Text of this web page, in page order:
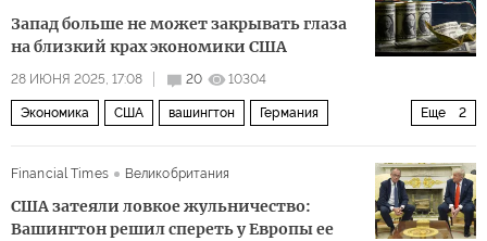
Запад больше не может закрывать глаза
на близкий крах экономики США
28 ИЮНЯ 2025, 17:08 20 10304
Еще 2
Экономика США вашингтон Германия
Financial Times
Великобритания
США затеяли ловкое жульничество:
Вашингтон решил спереть у Европы ее